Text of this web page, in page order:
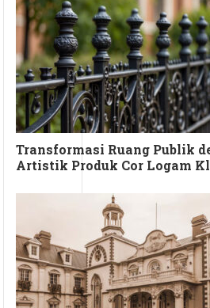
Transformasi Ruang Publik
Artistik Produk Cor Logam